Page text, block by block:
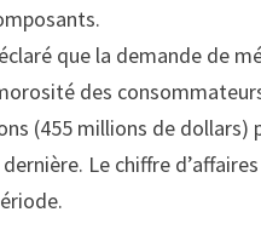
que la demande de
des
(455 millions de
dernière. Le chiffre